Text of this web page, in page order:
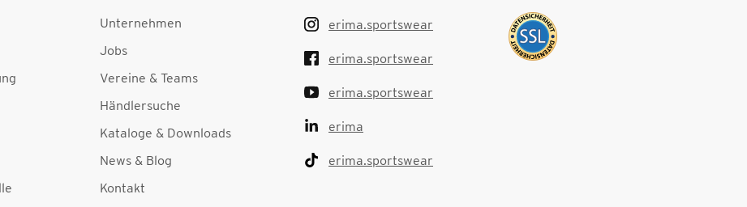
Unternehmen
Jobs
Vereine & Teams
Händlersuche
Kataloge & Downloads
News & Blog
Kontakt
erima.sportswear
erima.sportswear
erima.sportswear
erima
erima.sportswear